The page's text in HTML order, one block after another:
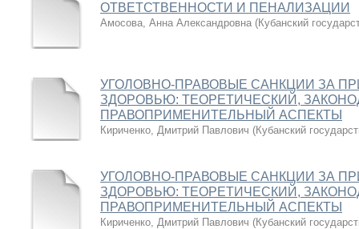
ОТВЕТСТВЕННОСТИ И ПЕНАЛИЗАЦИИ
Амосова, Анна Александровна (Кубанский
УГОЛОВНО-ПРАВОВЫЕ САНКЦИИ ЗА
ЗДОРОВЬЮ: ТЕОРЕТИЧЕСКИЙ,
ПРАВОПРИМЕНИТЕЛЬНЫЙ АСПЕКТЫ
Кириченко, Дмитрий Павлович (Кубанский
УГОЛОВНО-ПРАВОВЫЕ САНКЦИИ ЗА
ЗДОРОВЬЮ: ТЕОРЕТИЧЕСКИЙ,
ПРАВОПРИМЕНИТЕЛЬНЫЙ АСПЕКТЫ
Кириченко, Дмитрий Павлович (Кубанский